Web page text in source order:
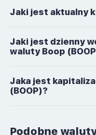
Jaki jest aktualny
Jaki jest dzienny
waluty Boop
Jaka jest
(BOOP)?
Podobne